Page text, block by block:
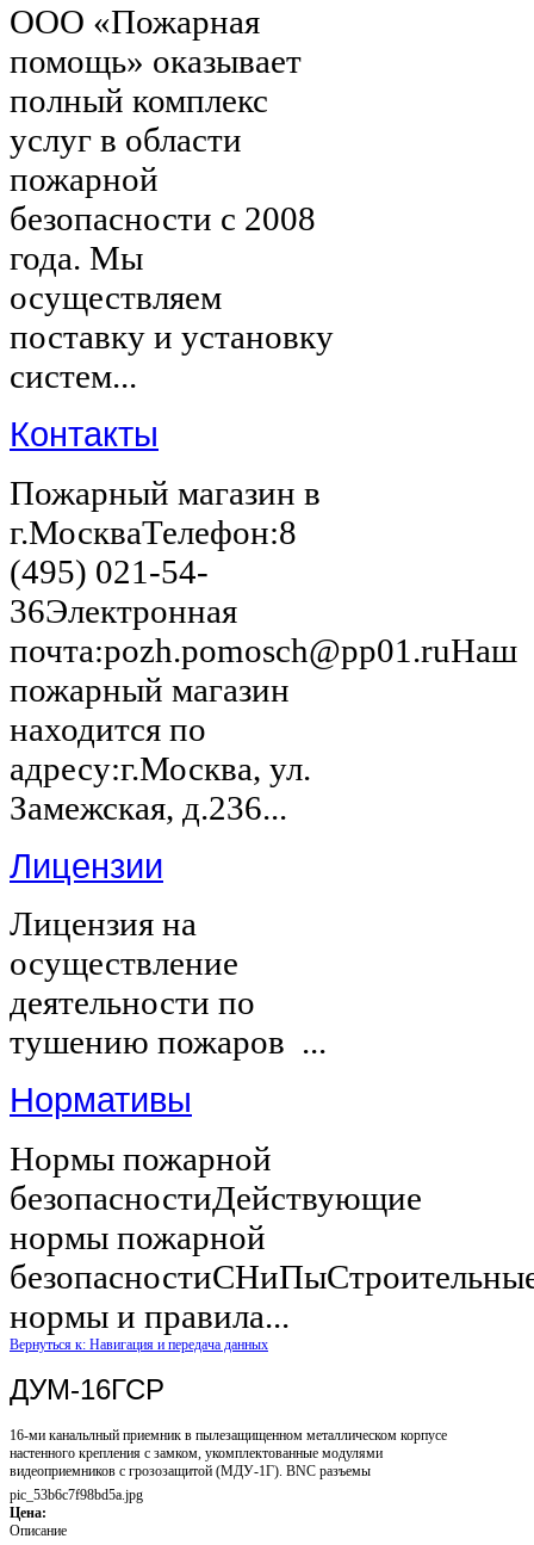
ООО «Пожарная
помощь» оказывает
полный комплекс
услуг в области
пожарной
безопасности с 2008
года. Мы
осуществляем
поставку и установку
систем...
Контакты
Пожарный магазин в
г.МоскваТелефон:8
(495) 021-54-
36Электронная
почта:pozh.pomosch@pp01.ruНаш
пожарный магазин
находится по
адресу:г.Москва, ул.
Замежская, д.236...
Лицензии
Лицензия на
осуществление
деятельности по
тушению пожаров ...
Нормативы
Нормы пожарной
безопасностиДействующие
нормы пожарной
нормы и правила...
Вернуться к: Навигация и передача данных
ДУМ-16ГСР
16-ми канальлный приемник в пылезащищенном металлическом корпусе
настенного крепления с замком, укомплектованные модулями
видеоприемников с грозозащитой (МДУ-1Г). BNC разъемы
pic_53b6c7f98bd5a.jpg
Цена:
Описание